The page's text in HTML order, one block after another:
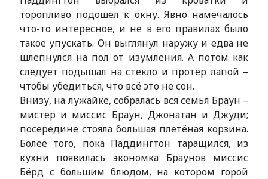
торопливо подошёл к окну. Явно намечалось
что-то интересное, и не в его правилах было
такое упускать. Он выглянул наружу и едва не
шлёпнулся на пол от изумления. А потом как
следует подышал на стекло и протёр лапой –
чтобы убедиться, что всё это не сон.
Внизу, на лужайке, собралась вся семья Браун –
мистер и миссис Браун, Джонатан и Джуди;
посередине стояла большая плетёная корзина.
Более того, пока Паддингтон таращился, из
кухни появилась экономка Браунов миссис
Бёрд с большим блюдом, на котором горой